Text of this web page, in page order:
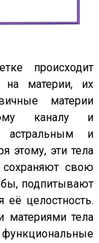
происходит
на материи, их
материи
каналу и
астральным и
этому, эти тела
свою
бы, подпитывают
её целостность.
материями тела
функциональные